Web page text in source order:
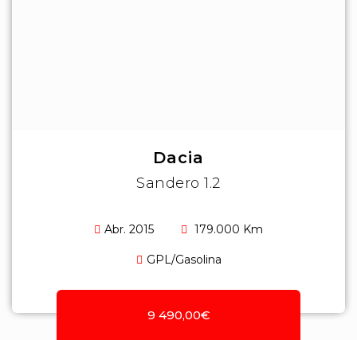
Dacia
Sandero 1.2
Abr. 2015 179.000 Km
GPL/Gasolina
9 490,00€